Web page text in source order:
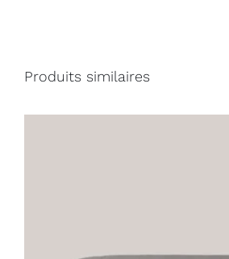
Produits similaires